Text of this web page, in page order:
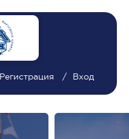
Регистрация Вход